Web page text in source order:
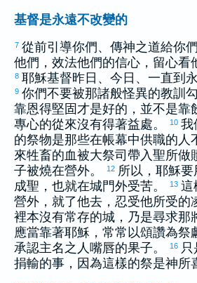
基督是永遠不改變的
7 從前引導你們、傳神之道給你
他們，效法他們的信心，留心看
8 耶穌基督昨日、今日、一直到
9 你們不要被那諸般怪異的教訓
靠恩得堅固才是好的，並不是靠
專心的從來沒有得著益處。
10 我
的祭物是那些在帳幕中供職的人
來牲畜的血被大祭司帶入聖所做
子被燒在營外。
12 所以，耶穌
成聖，也就在城門外受苦。
13 這
營外，就了他去，忍受他所受的
裡本沒有常存的城，乃是尋求那
應當靠著耶穌，常常以頌讚為祭
承認主名之人嘴唇的果子。
16 只
捐輸的事，因為這樣的祭是神所